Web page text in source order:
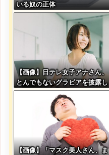
いる奴の正体
【画像】日テレ女子アナさん、
とんでもないグラビアを披露し
た結果・・・
【画像】「マスク美人さん、ま